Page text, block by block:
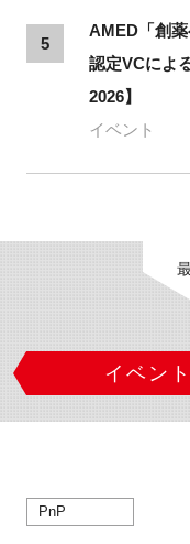
5
AMED「創薬
認定VCによ
2026】
イベント
イベン
PnP